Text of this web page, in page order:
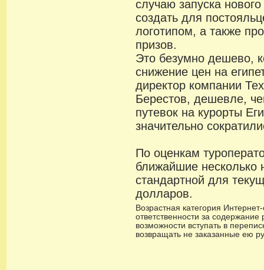
случаю запуска
создать для
логотипом, а также
призов.
Это безумно дешево,
снижение цен на
директор компании
Берестов, дешевле,
путевок на курорты
значительно
По оценкам
ближайшие несколько
стандартной для
долларов.
Возрастная категория
ответственности за
возможности вступать в
возвращать не заказанные ею